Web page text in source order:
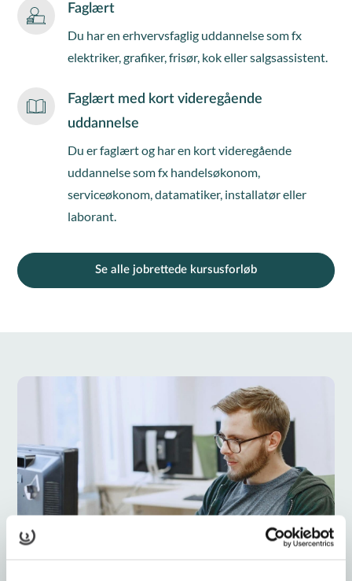
Faglært
Du har en erhvervsfaglig uddannelse som fx
elektriker, grafiker, frisør, kok eller salgsassistent.
Faglært med kort videregående
uddannelse
Du er faglært og har en kort videregående
uddannelse som fx handelsøkonom,
serviceøkonom, datamatiker, installatør eller
laborant.
Se alle jobrettede kursusforløb